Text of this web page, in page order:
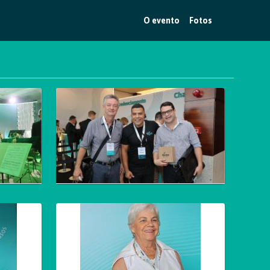
O evento Fotos